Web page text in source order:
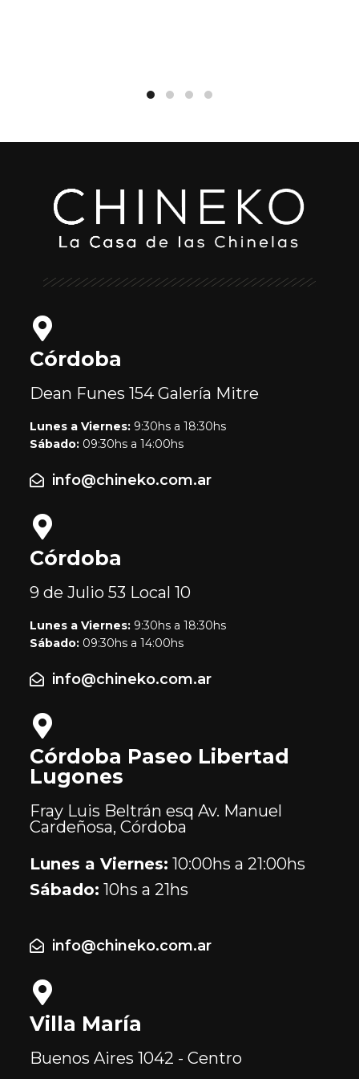
Córdoba
Dean Funes 154Galería Mitre
Lunes a Viernes: 9:30hs a 18:30hs
Sábado: 09:30hs a 14:00hs
info@chineko.com.ar
Córdoba
9 de Julio 53 Local 10
Lunes a Viernes: 9:30hs a 18:30hs
Sábado: 09:30hs a 14:00hs
info@chineko.com.ar
Córdoba Paseo Libertad
Lugones
Fray Luis Beltrán esq Av. Manuel
Cardeñosa, Córdoba
Lunes a Viernes: 10:00hs a 21:00hs
Sábado: 10hs a 21hs
info@chineko.com.ar
Villa María
Buenos Aires1042 - Centro